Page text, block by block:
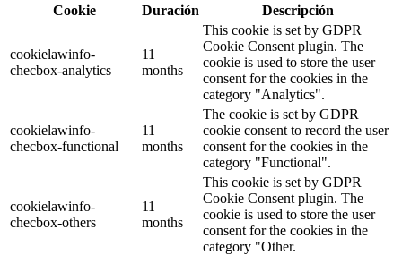
Cookie
Duración Descripción
cookielawinfo-
checbox-analytics
11
months
This cookie is set by GDPR
Cookie Consent plugin. The
cookie is used to store the user
consent for the cookies in the
category "Analytics".
cookielawinfo-
checbox-functional
11
months
The cookie is set by GDPR
cookie consent to record the user
consent for the cookies in the
category "Functional".
cookielawinfo-
checbox-others
11
months
This cookie is set by GDPR
Cookie Consent plugin. The
cookie is used to store the user
consent for the cookies in the
category "Other.